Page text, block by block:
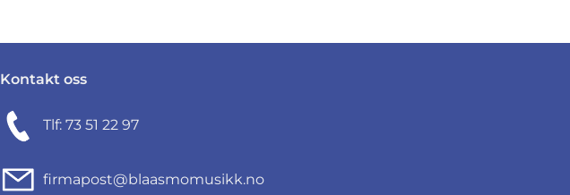
Kontakt oss
Tlf: 73 51 22 97
firmapost@blaasmomusikk.no